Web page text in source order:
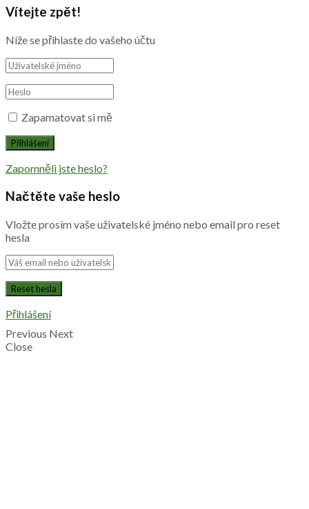
Vítejte zpět!
Níže se přihlaste do vašeho účtu
Zapamatovat si mě
Zapomněli jste heslo?
Načtěte vaše heslo
Vložte prosím vaše uživatelské jméno nebo email pro reset
hesla
Přihlášení
Previous Next
Close